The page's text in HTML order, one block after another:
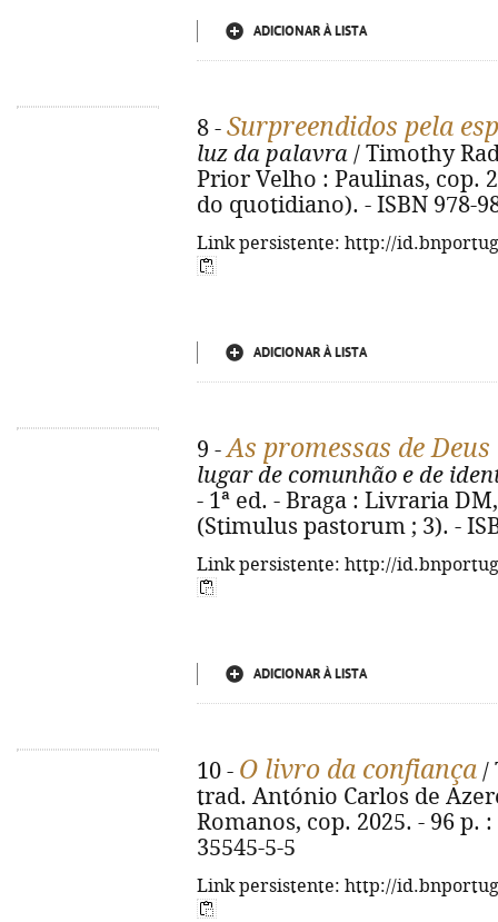
ADICIONAR À LISTA
8 - Surpreendidos pela
luz da palavra / Timothy
Prior Velho : Paulinas, cop.
do quotidiano). - ISBN 978-
Link persistente: http://
ADICIONAR À LISTA
9 -As promessas de
lugar de comunhão e de
- 1ª ed. - Braga : Livraria
(Stimulus pastorum ; 3). -
Link persistente: http://
ADICIONAR À LISTA
10 - O livro da confiança /
trad. António Carlos de
Romanos, cop. 2025. - 96 p.
35545-5-5
Link persistente: http://